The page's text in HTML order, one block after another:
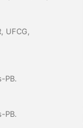
UFCG,
PB.
PB.